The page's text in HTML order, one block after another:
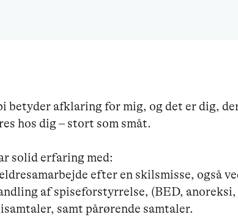
betyder afklaring for mig, og det er dig,
hos dig – stort som småt.
solid erfaring med:
efter en skilsmisse, også
af spiseforstyrrelse, (BED,
samt pårørende samtaler.